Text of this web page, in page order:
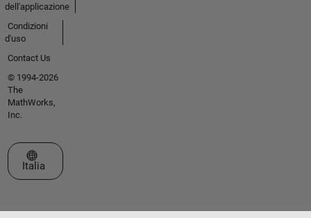
dell'applicazione
Condizioni
d'uso
Contact Us
© 1994-2026
The
MathWorks,
Inc.
Seleziona un sito web
Italia